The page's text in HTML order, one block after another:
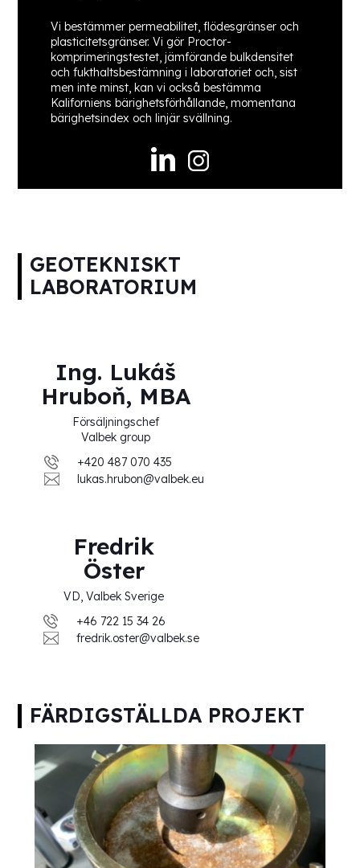
Vi bestämmer permeabilitet, flödesgränser och
plasticitetsgränser. Vi gör Proctor-
komprimeringstestet, jämförande bulkdensitet
och fukthaltsbestämning i laboratoriet och, sist
men inte minst, kan vi också bestämma
Kaliforniens bärighetsförhållande, momentana
bärighetsindex och linjär svällning.
GEOTEKNISKT
LABORATORIUM
Ing. Lukáš
Hruboň, MBA
Försäljningschef
Valbek group
+420 487 070 435
lukas.hrubon@valbek.eu
Fredrik
Öster
VD, Valbek Sverige
+46 722 15 34 26
fredrik.oster@valbek.se
FÄRDIGSTÄLLDA PROJEKT